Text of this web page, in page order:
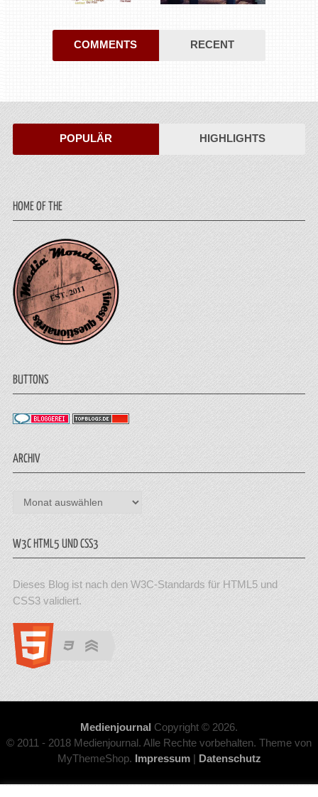
COMMENTS RECENT
POPULÄR HIGHLIGHTS
HOME OF THE
BUTTONS
ARCHIV
Archiv
W3C HTML5 UND CSS3
Dieses Blog ist nach den W3C-Standards für HTML5 und
CSS3 validiert.
Medienjournal Copyright © 2026.
© 2011 - 2018 Medienjournal. Alle Rechte vorbehalten. Theme von
MyThemeShop. Impressum| Datenschutz